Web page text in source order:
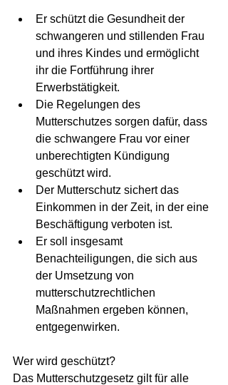
Er schützt die Gesundheit der
schwangeren und stillenden Frau
und ihres Kindes und ermöglicht
ihr die Fortführung ihrer
Erwerbstätigkeit.
Die Regelungen des
Mutterschutzes sorgen dafür, dass
die schwangere Frau vor einer
unberechtigten Kündigung
geschützt wird.
Der Mutterschutz sichert das
Einkommen in der Zeit, in der eine
Beschäftigung verboten ist.
Er soll insgesamt
Benachteiligungen, die sich aus
der Umsetzung von
mutterschutzrechtlichen
Maßnahmen ergeben können,
entgegenwirken.
Wer wird geschützt?
Das Mutterschutzgesetz gilt für alle